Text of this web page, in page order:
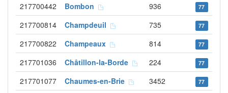
217700442 Bombon 936 77
217700814 Champdeuil 735 77
217700822 Champeaux 814 77
217701036 Châtillon-la-Borde 224 77
217701077 Chaumes-en-Brie 3452 77